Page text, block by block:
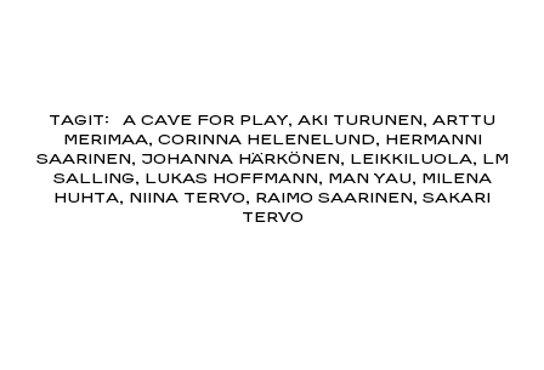
TAGIT: A CAVE FOR PLAY, AKI TURUNEN, ARTTU
MERIMAA, CORINNA HELENELUND, HERMANNI
SAARINEN, JOHANNA HÄRKÖNEN, LEIKKILUOLA, LM
SALLING, LUKAS HOFFMANN, MAN YAU, MILENA
HUHTA, NIINA TERVO, RAIMO SAARINEN, SAKARI
TERVO